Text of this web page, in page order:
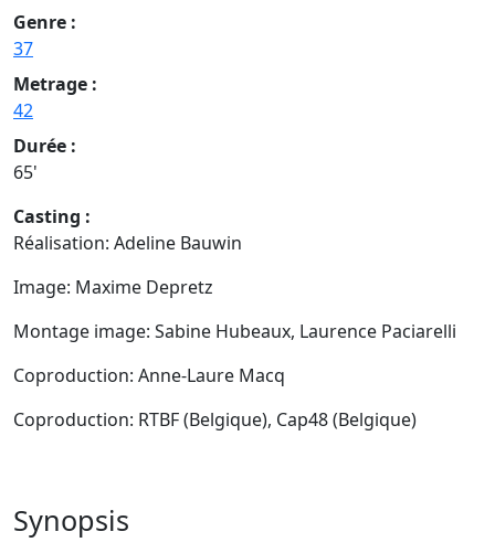
Genre :
37
Metrage :
42
Durée :
65'
Casting :
Réalisation: Adeline Bauwin
Image: Maxime Depretz
Montage image: Sabine Hubeaux, Laurence Paciarelli
Coproduction: Anne-Laure Macq
Coproduction: RTBF (Belgique), Cap48 (Belgique)
Synopsis